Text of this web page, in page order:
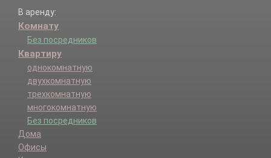
В аренду:
Комнату
Без посредников
Квартиру
однокомнатную
двухкомнатную
трехкомнатную
многокомнатную
Без посредников
Дома
Офисы